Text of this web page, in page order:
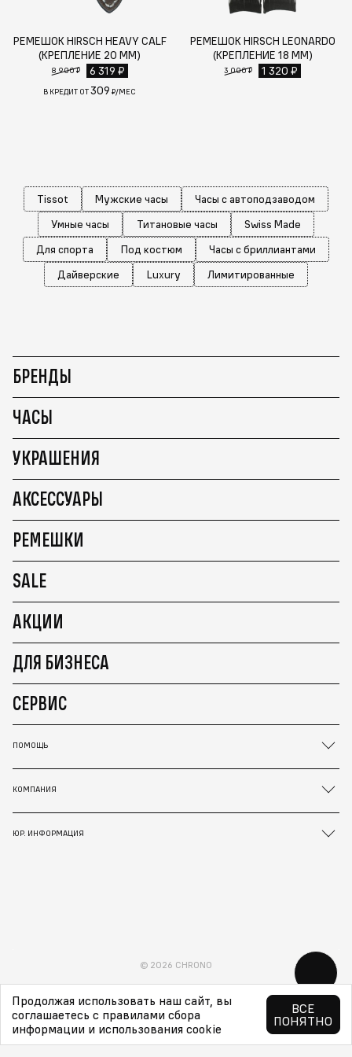
РЕМЕШОК HIRSCH HEAVY CALF
(КРЕПЛЕНИЕ 20 ММ)
8 900 ₽ 6 319 ₽
В КРЕДИТ ОТ309 ₽/МЕС
РЕМЕШОК HIRSCH LEONARDO
(КРЕПЛЕНИЕ 18 ММ)
3 000 ₽ 1 320 ₽
Tissot Мужские часы
Часы с автоподзаводом
Умные часы
Титановые часы
Swiss Made
Для спорта
Под костюм
Часы с бриллиантами
Дайверские
Luxury Лимитированные
БРЕНДЫ
ЧАСЫ
УКРАШЕНИЯ
АКСЕССУАРЫ
РЕМЕШКИ
SALE
АКЦИИ
ДЛЯ БИЗНЕСА
СЕРВИС
ПОМОЩЬ
КОМПАНИЯ
ЮР. ИНФОРМАЦИЯ
© 2026 CHRONO
Продолжая использовать наш сайт, вы
соглашаетесь с правилами сбора
информации и использования cookie
ВСЕ
ПОНЯТНО